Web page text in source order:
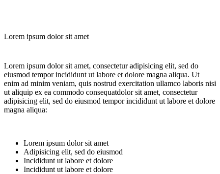
Lorem ipsum dolor sit amet
Lorem ipsum dolor sit amet, consectetur adipisicing elit, sed do
eiusmod tempor incididunt ut labore et dolore magna aliqua. Ut
enim ad minim veniam, quis nostrud exercitation ullamco laboris nisi
ut aliquip ex ea commodo consequatdolor sit amet, consectetur
adipisicing elit, sed do eiusmod tempor incididunt ut labore et dolore
magna aliqua:
Lorem ipsum dolor sit amet
Adipisicing elit, sed do eiusmod
Incididunt ut labore et dolore
Incididunt ut labore et dolore